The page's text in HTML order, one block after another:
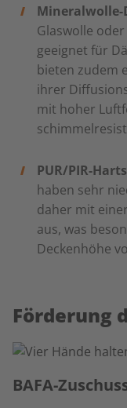
Glaswolle
geeignet für
bieten zudem
ihrer
mit hoher
PUR/PIR-
haben sehr
daher mit
aus, was
Deckenhöhe
Förderung
BAFA-